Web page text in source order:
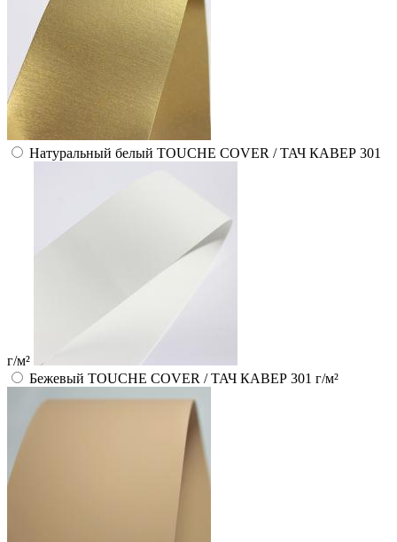
Натуральный белый TOUCHE COVER / ТАЧ КАВЕР 301
г/м²
Бежевый TOUCHE COVER / ТАЧ КАВЕР 301 г/м²